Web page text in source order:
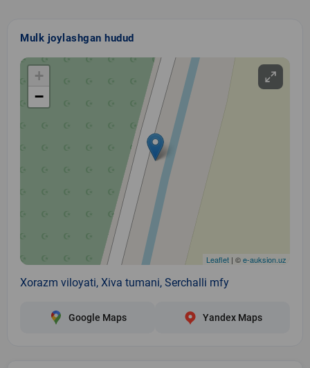
Mulk joylashgan hudud
+
−
Leaflet | ©e-auksion.uz
Xorazm viloyati, Xiva tumani, Serchalli mfy
Google Maps Yandex Maps